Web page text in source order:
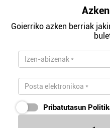
Goierriko azken berriak
Pribatutasun